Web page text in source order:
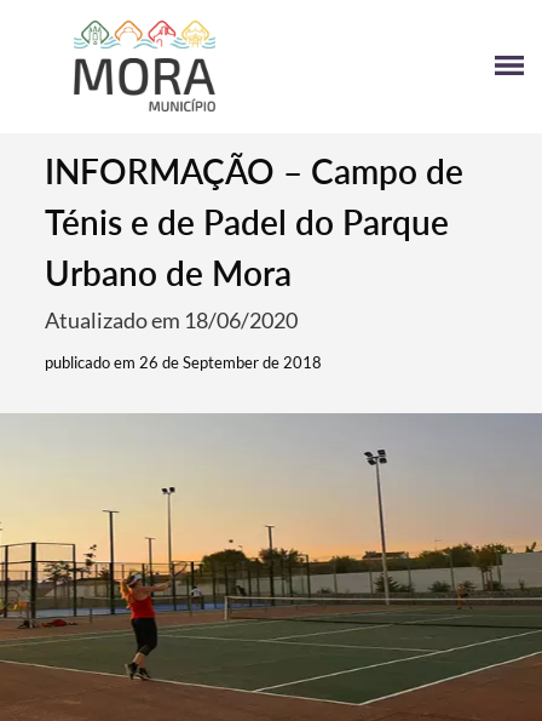
INFORMAÇÃO – Campo de
Ténis e de Padel do Parque
Urbano de Mora
Atualizado em 18/06/2020
publicado em 26 de September de 2018